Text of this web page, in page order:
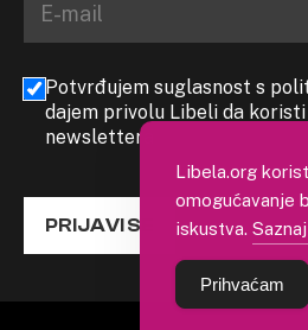
Potvrđujem suglasnost s
dajem privolu Libeli da
newslettera
PRIJAVI SE
Libela.org
omogućavanje
iskustva.
Prihvaćam